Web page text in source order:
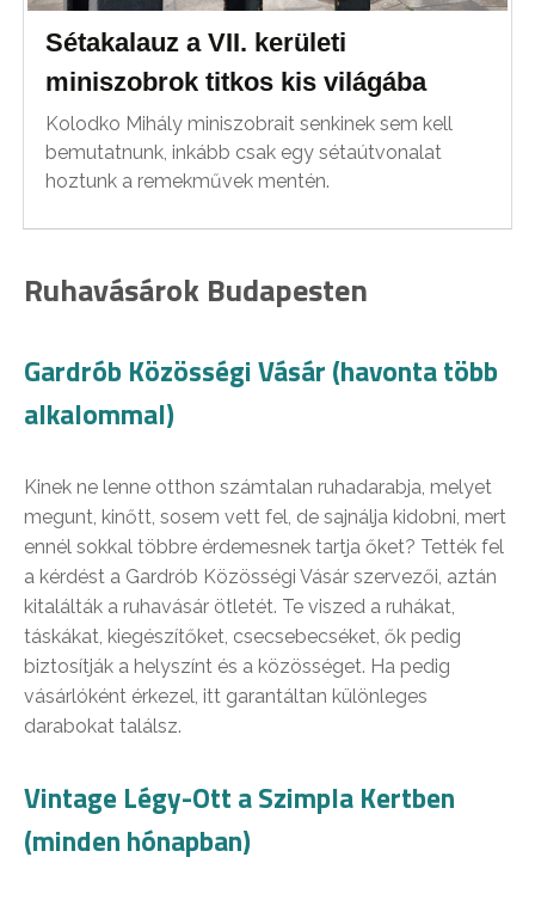
Sétakalauz a VII. kerületi
miniszobrok titkos kis világába
Kolodko Mihály miniszobrait senkinek sem kell
bemutatnunk, inkább csak egy sétaútvonalat
hoztunk a remekművek mentén.
Ruhavásárok Budapesten
Gardrób Közösségi Vásár (havonta több
alkalommal)
Kinek ne lenne otthon számtalan ruhadarabja, melyet
megunt, kinőtt, sosem vett fel, de sajnálja kidobni, mert
ennél sokkal többre érdemesnek tartja őket? Tették fel
a kérdést a Gardrób Közösségi Vásár szervezői, aztán
kitalálták a ruhavásár ötletét. Te viszed a ruhákat,
táskákat, kiegészítőket, csecsebecséket, ők pedig
biztosítják a helyszínt és a közösséget. Ha pedig
vásárlóként érkezel, itt garantáltan különleges
darabokat találsz.
Vintage Légy-Ott a Szimpla Kertben
(minden hónapban)